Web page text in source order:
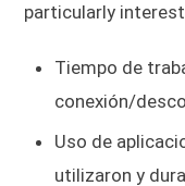
particularly
Tiempo de
conexión/
Uso de
utilizaron y